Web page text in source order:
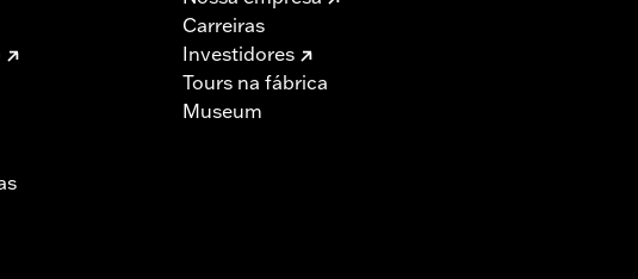
Carreiras
Investidores
Tours na fábrica
Museum